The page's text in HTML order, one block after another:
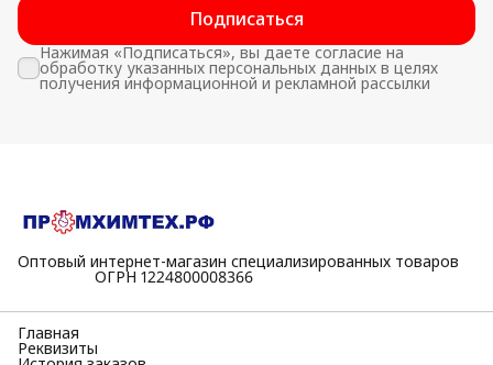
Подписаться
Нажимая «Подписаться», вы даете согласие на
обработку указанных персональных данных в целях
получения информационной и рекламной рассылки
Оптовый интернет-магазин специализированных товаров
⠀⠀⠀⠀⠀⠀⠀ОГРН 1224800008366
Главная
Реквизиты